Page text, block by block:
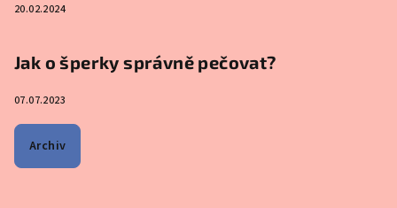
20.02.2024
Jak o šperky správně pečovat?
07.07.2023
Archiv